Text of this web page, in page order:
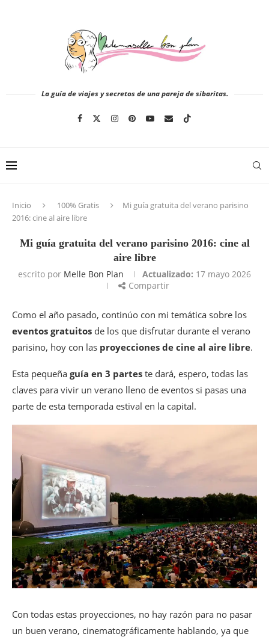
La guía de viajes y secretos de una pareja de sibaritas.
Inicio 100% Gratis
Mi guía gratuita del verano parisino
2016: cine al aire libre
Mi guía gratuita del verano parisino 2016: cine al
aire libre
escrito por Melle Bon Plan Actualizado: 17 mayo 2026
Compartir
Como el año pasado, continúo con mi temática sobre los
eventos gratuitos de los que disfrutar durante el verano
parisino, hoy con las proyecciones de cine al aire libre.
Esta pequeña guía en 3 partes te dará, espero, todas las
claves para vivir un verano lleno de eventos si pasas una
parte de esta temporada estival en la capital.
Con todas estas proyecciones, no hay razón para no pasar
un buen verano, cinematográficamente hablando, ya que